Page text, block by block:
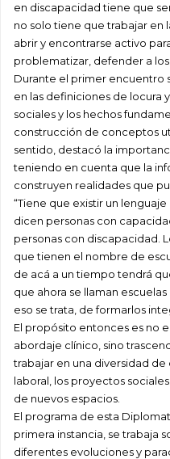
en discapacidad tiene que
no solo tiene que trabajar en
abrir y encontrarse activo
problematizar, defender a los
Durante el primer encuentro
en las definiciones de locura
sociales y los hechos
construcción de conceptos
sentido, destacó la
teniendo en cuenta que la
construyen realidades que
“Tiene que existir un
dicen personas con
personas con discapacidad.
que tienen el nombre de
de acá a un tiempo tendrá
que ahora se llaman
eso se trata, de formarlos
El propósito entonces es no
abordaje clínico, sino
trabajar en una diversidad
laboral, los proyectos
de nuevos espacios.
El programa de esta
primera instancia, se trabaja
diferentes evoluciones y